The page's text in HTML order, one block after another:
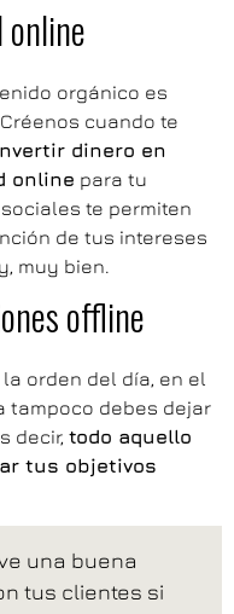
orgánico es
cuando te
dinero en
online para tu
te permiten
de tus intereses
muy bien.
offline
orden del día, en el
tampoco debes dejar
decir, todo aquello
tus objetivos
una buena
tus clientes si